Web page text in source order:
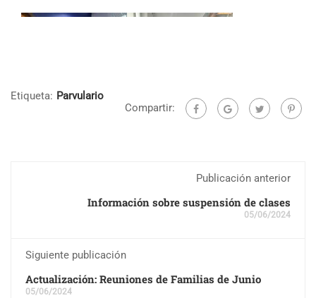
Etiqueta: Parvulario
Compartir:
Publicación anterior
Información sobre suspensión de clases
05/06/2024
Siguiente publicación
Actualización: Reuniones de Familias de Junio
05/06/2024